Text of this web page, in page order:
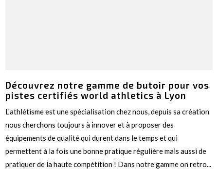
Découvrez notre gamme de butoir pour vos
pistes certifiés world athletics à Lyon
L'athlétisme est une spécialisation chez nous, depuis sa création
nous cherchons toujours à innover et à proposer des
équipements de qualité qui durent dans le temps et qui
permettent à la fois une bonne pratique régulière mais aussi de
pratiquer de la haute compétition ! Dans notre gamme on retro...